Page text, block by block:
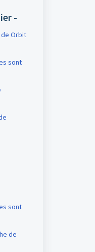
-
Orbit
sont
sont
de